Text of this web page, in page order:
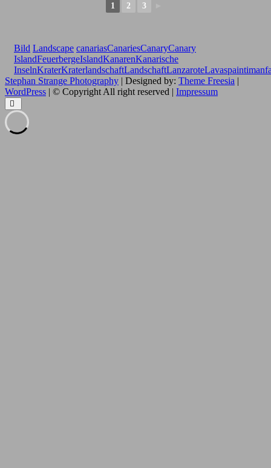
1 2 3
Bild Landscape canariasCanariesCanaryCanary
IslandFeuerbergeIslandKanarenKanarische
InselnKraterKraterlandschaftLandschaftLanzaroteLavaspain
Stephan Strange Photography | Designed by: Theme Freesia |
WordPress | © Copyright All right reserved | Impressum